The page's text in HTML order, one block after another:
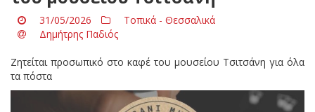
31/05/2026
Τοπικά - Θεσσαλικά
Δημήτρης Παδιός
Ζητείται προσωπικό στο καφέ του μουσείου Τσιτσάνη για όλα
τα πόστα